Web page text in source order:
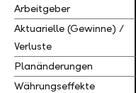
Arbeitgeber
Aktuarielle (Gewinne) /
Verluste
Planänderungen
Währungseffekte
Arbeitgeber
Aktuarielle (Gewinne) /
Verluste
Planänderungen
Währungseffekte